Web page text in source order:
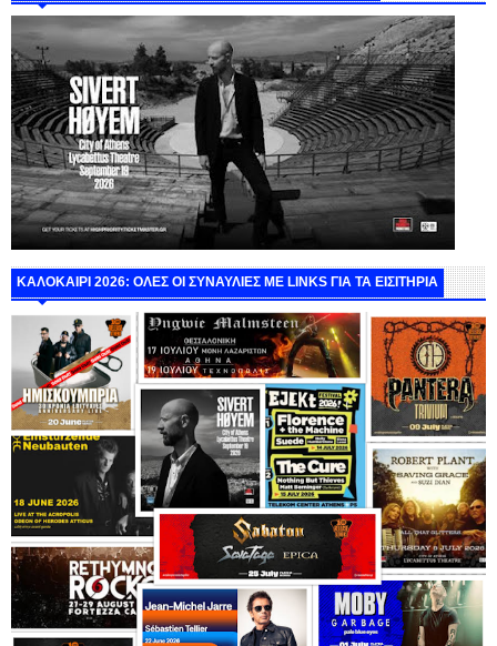
ΚΑΛΟΚΑΙΡΙ 2026: ΟΛΕΣ ΟΙ ΣΥΝΑΥΛΙΕΣ ΜΕ LINKS ΓΙΑ ΤΑ ΕΙΣΙΤΗΡΙΑ